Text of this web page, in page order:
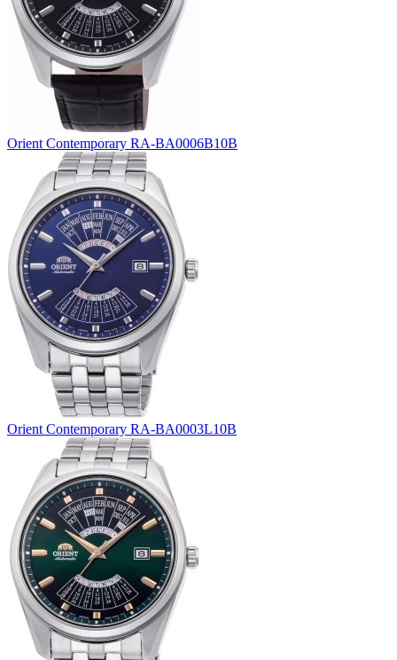
Orient Contemporary RA-BA0006B10B
Orient Contemporary RA-BA0003L10B